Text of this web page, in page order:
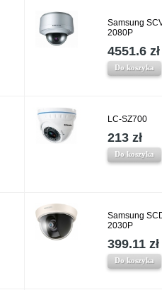
Samsung
2080P
4551.6 zł
Do koszyka
LC-SZ700
213 zł
Do koszyka
Samsung
2030P
399.11 zł
Do koszyka